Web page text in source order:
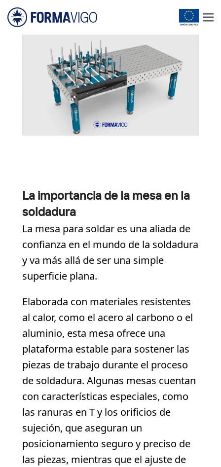
La importancia de la mesa en la
soldadura
La mesa para soldar es una aliada de
confianza en el mundo de la soldadura
y va más allá de ser una simple
superficie plana.
Elaborada con materiales resistentes
al calor, como el acero al carbono o el
aluminio, esta mesa ofrece una
plataforma estable para sostener las
piezas de trabajo durante el proceso
de soldadura. Algunas mesas cuentan
con características especiales, como
las ranuras en T y los orificios de
sujeción, que aseguran un
posicionamiento seguro y preciso de
las piezas, mientras que el ajuste de